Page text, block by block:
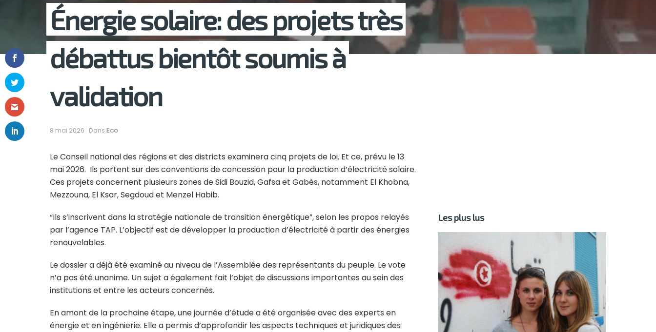
Énergie solaire: des projets très
débattus bientôt soumis à
validation
8 mai 2026 Dans Eco
Le Conseil national des régions et des districts examinera cinq projets de loi. Et ce, prévu le 13
mai 2026. Ils portent sur des conventions de concession pour la production d’électricité solaire.
Ces projets concernent plusieurs zones de Sidi Bouzid, Gafsa et Gabès, notamment El Khobna,
Mezzouna, El Ksar, Segdoud et Menzel Habib.
“Ils s’inscrivent dans la stratégie nationale de transition énergétique”, selon les propos relayés
par l’agence TAP. L’objectif est de développer la production d’électricité à partir des énergies
renouvelables.
Le dossier a déjà été examiné au niveau de l’Assemblée des représentants du peuple. Le vote
n’a pas été unanime. Un sujet a également fait l’objet de discussions importantes au sein des
institutions et entre les acteurs concernés.
En amont de la prochaine étape, une journée d’étude a été organisée avec des experts en
énergie et en ingénierie. Elle a permis d’approfondir les aspects techniques et juridiques des
Les plus lus